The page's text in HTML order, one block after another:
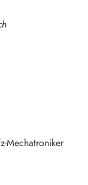
Mechatroniker